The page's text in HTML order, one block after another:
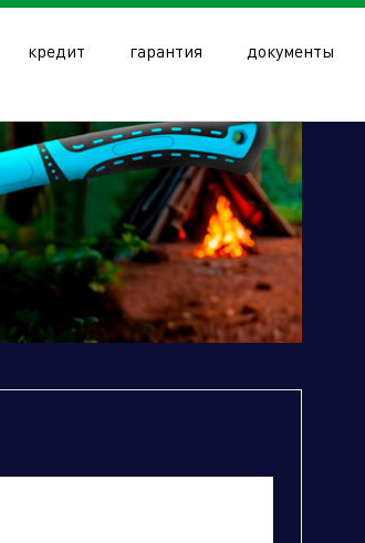
кредит гарантия документы